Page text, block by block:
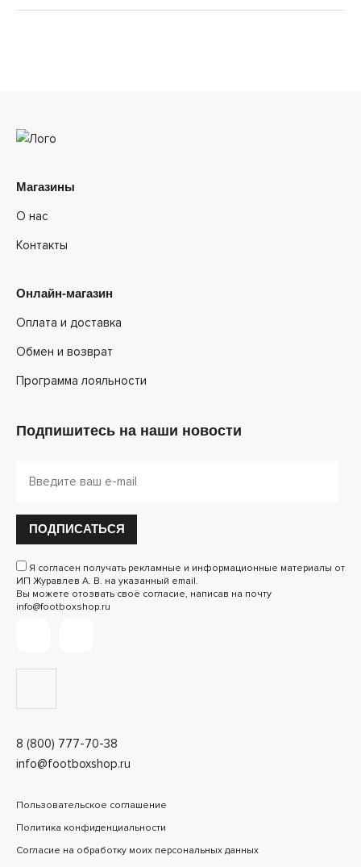
8 (800) 777-70-38
info@footboxshop.ru
Магазины
О нас
Контакты
Онлайн-магазин
Оплата и доставка
Обмен и возврат
Программа лояльности
Подпишитесь на наши новости
ПОДПИСАТЬСЯ
Я согласен получать рекламные и информационные материалы от
ИП Журавлев А. В. на указанный email.
Вы можете отозвать своё согласие, написав на почту
info@footboxshop.ru
Пользовательское соглашение
Политика конфиденциальности
Согласие на обработку моих персональных данных